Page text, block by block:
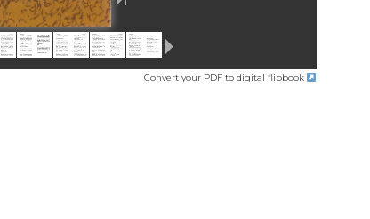
Convert your PDF to digital flipbook